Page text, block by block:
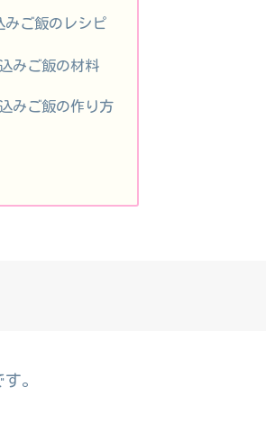
みご飯のレシピ
みご飯の材料
みご飯の作り方
。